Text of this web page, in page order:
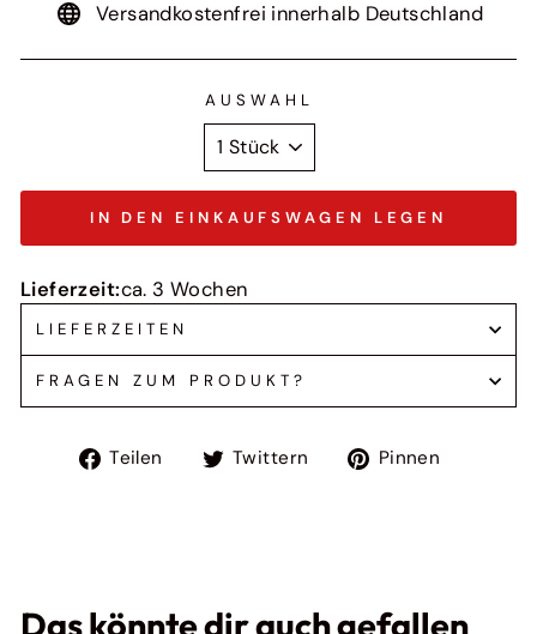
Versandkostenfrei innerhalb Deutschland
AUSWAHL
IN DEN EINKAUFSWAGEN LEGEN
Lieferzeit:ca. 3 Wochen
LIEFERZEITEN
FRAGEN ZUM PRODUKT?
Teilen
Auf
Twittern
Auf
Pinnen
Das könnte dir auch gefallen